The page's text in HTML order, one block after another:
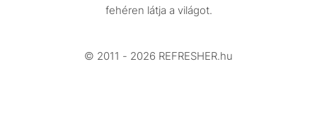
Beszélgetések
Videó
fehéren látja a világot.
© 2011 - 2026 REFRESHER.hu